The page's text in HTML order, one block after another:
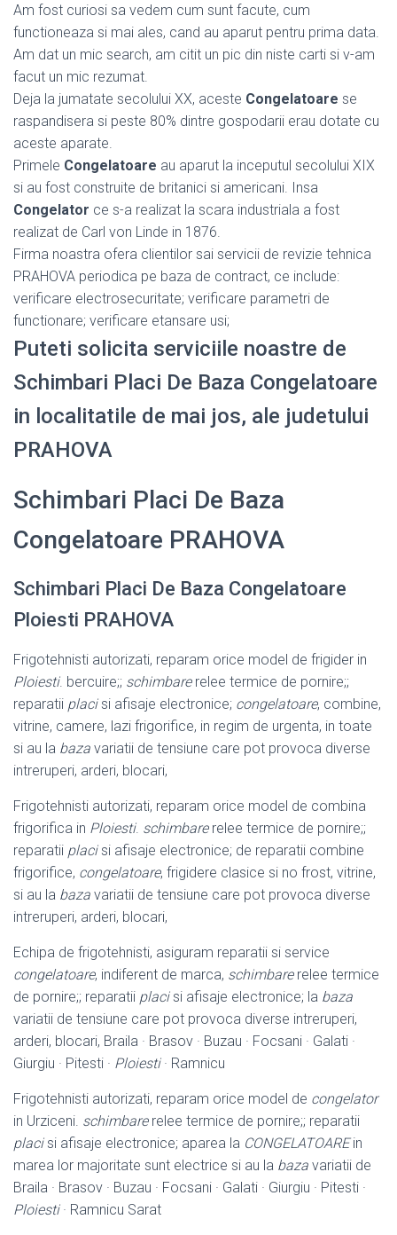
Am fost curiosi sa vedem cum sunt facute, cum
functioneaza si mai ales, cand au aparut pentru prima data.
Am dat un mic search, am citit un pic din niste carti si v-am
facut un mic rezumat.
Deja la jumatate secolului XX, aceste Congelatoare se
raspandisera si peste 80% dintre gospodarii erau dotate cu
aceste aparate.
Primele Congelatoare au aparut la inceputul secolului XIX
si au fost construite de britanici si americani. Insa
Congelator ce s-a realizat la scara industriala a fost
realizat de Carl von Linde in 1876.
Firma noastra ofera clientilor sai servicii de revizie tehnica
PRAHOVA periodica pe baza de contract, ce include:
verificare electrosecuritate; verificare parametri de
functionare; verificare etansare usi;
Puteti solicita serviciile noastre de
Schimbari Placi De Baza Congelatoare
in localitatile de mai jos, ale judetului
PRAHOVA
Schimbari Placi De Baza
Congelatoare PRAHOVA
Schimbari Placi De Baza Congelatoare
Ploiesti PRAHOVA
Frigotehnisti autorizati, reparam orice model de frigider in
Ploiesti. bercuire;; schimbarerelee termice de pornire;;
reparatii placisi afisaje electronice; congelatoare, combine,
vitrine, camere, lazi frigorifice, in regim de urgenta, in toate
si au la baza variatii de tensiune care pot provoca diverse
intreruperi, arderi, blocari,
Frigotehnisti autorizati, reparam orice model de combina
frigorifica in Ploiesti. schimbarerelee termice de pornire;;
reparatii placisi afisaje electronice; de reparatii combine
frigorifice, congelatoare, frigidere clasice si no frost, vitrine,
si au la baza variatii de tensiune care pot provoca diverse
intreruperi, arderi, blocari,
Echipa de frigotehnisti, asiguram reparatii si service
congelatoare, indiferent de marca, schimbarerelee termice
de pornire;; reparatii placisi afisaje electronice; la baza
variatii de tensiune care pot provoca diverse intreruperi,
arderi, blocari, Braila · Brasov · Buzau · Focsani · Galati ·
Giurgiu · Pitesti · Ploiesti· Ramnicu
Frigotehnisti autorizati, reparam orice model de congelator
in Urziceni. schimbarerelee termice de pornire;; reparatii
placisi afisaje electronice; aparea la CONGELATOAREin
marea lor majoritate sunt electrice si au la baza variatii de
Braila · Brasov · Buzau · Focsani · Galati · Giurgiu · Pitesti ·
Ploiesti· Ramnicu Sarat